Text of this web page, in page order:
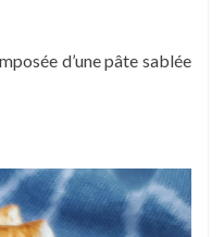
d’une pâte sablée